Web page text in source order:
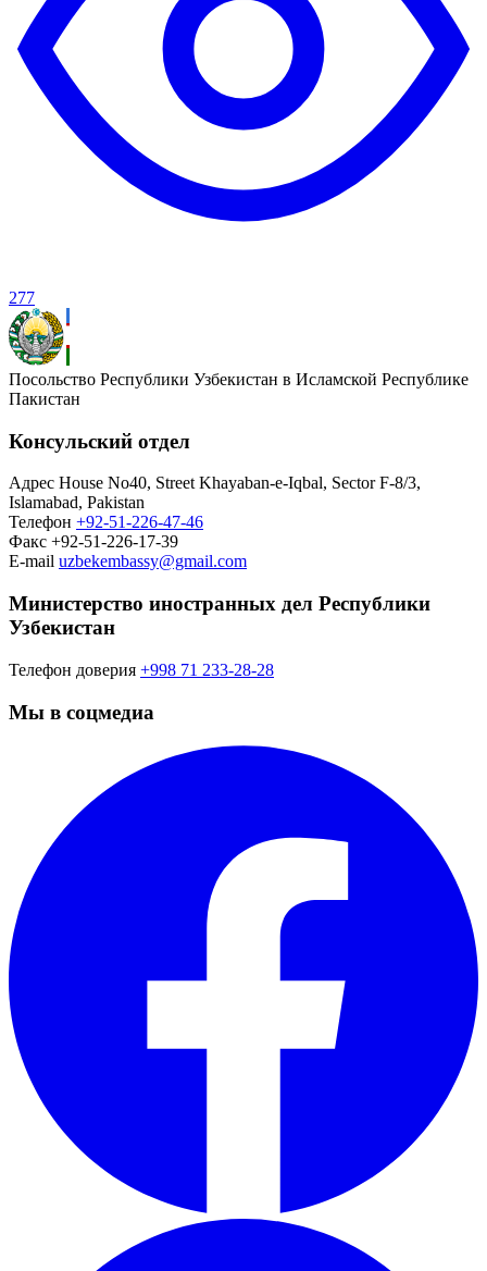
277
Посольство Республики Узбекистан в Исламской Республике
Пакистан
Консульский отдел
Адрес House No40, Street Khayaban-e-Iqbal, Sector F-8/3,
Islamabad, Pakistan
Телефон +92-51-226-47-46
Факс +92-51-226-17-39
E-mail uzbekembassy@gmail.com
Министерство иностранных дел Республики
Узбекистан
Телефон доверия +998 71 233-28-28
Мы в соцмедиа